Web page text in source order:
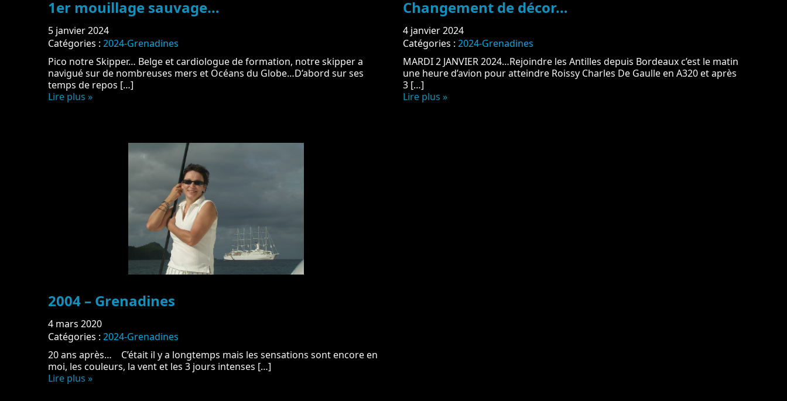
1er mouillage sauvage…
5 janvier 2024
Catégories : 2024-Grenadines
Pico notre Skipper… Belge et cardiologue de formation, notre skipper a
navigué sur de nombreuses mers et Océans du Globe…D’abord sur ses
temps de repos […]
Lire plus »
Changement de décor…
4 janvier 2024
Catégories : 2024-Grenadines
MARDI 2 JANVIER 2024…Rejoindre les Antilles depuis Bordeaux c’est le matin
une heure d’avion pour atteindre Roissy Charles De Gaulle en A320 et après
3 […]
Lire plus »
2004 – Grenadines
4 mars 2020
Catégories : 2024-Grenadines
20 ans après… C’était il y a longtemps mais les sensations sont encore en
moi, les couleurs, la vent et les 3 jours intenses […]
Lire plus »